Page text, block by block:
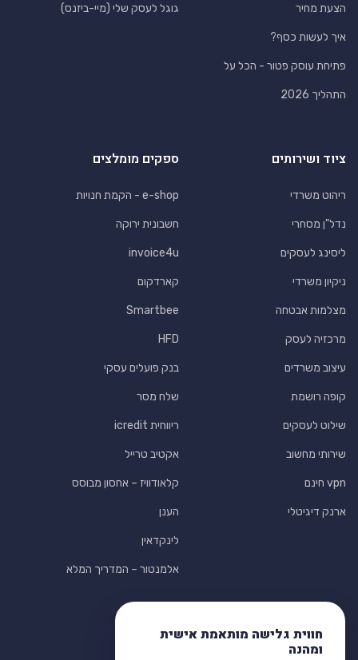
חווית גלישה מותאמת אישית
ומהנה
הצעת מחיר
איך לעשות כסף?
פתיחת עוסק פטור - הכל על
התהליך 2026
גוגל לעסק שלי (מיי-ביזנס)
ציוד ושירותים
ריהוט משרדי
נדל"ן מסחרי
ליסינג לעסקים
ניקיון משרדי
מצלמות אבטחה
מרכזיה לעסק
עיצוב משרדים
קופה רושמת
שילוט לעסקים
שירותי מחשוב
vpn חינם
ארנק דיגיטלי
ספקים מומלצים
e-shop - הקמת חנויות
חשבונית ירוקה
invoice4u
קארדקום
Smartbee
HFD
בנק פועלים עסקי
שלח מסר
ריווחית icredit
אקטיב טרייל
קלאודוויז – אחסון מבוסס
הענן
לינקדאין
אלמנטור – המדריך המלא